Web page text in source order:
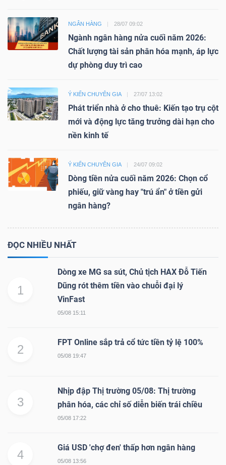
NGÂN HÀNG 28/07 09:02
Ngành ngân hàng nửa cuối năm 2026:
Chất lượng tài sản phân hóa mạnh, áp lực
dự phòng duy trì cao
Ý KIẾN CHUYÊN GIA 27/07 13:02
Phát triển nhà ở cho thuê: Kiến tạo trụ cột
mới và động lực tăng trưởng dài hạn cho
nền kinh tế
Ý KIẾN CHUYÊN GIA 24/07 09:02
Dòng tiền nửa cuối năm 2026: Chọn cổ
phiếu, giữ vàng hay "trú ẩn" ở tiền gửi
ngân hàng?
ĐỌC NHIỀU NHẤT
1
Dòng xe MG sa sút, Chủ tịch HAX Đỗ Tiến
Dũng rót thêm tiền vào chuỗi đại lý
VinFast
05/08 15:11
2
FPT Online sắp trả cổ tức tiền tỷ lệ 100%
05/08 19:47
3
Nhịp đập Thị trường 05/08: Thị trường
phân hóa, các chỉ số diễn biến trái chiều
05/08 17:22
4
Giá USD 'chợ đen' thấp hơn ngân hàng
05/08 13:56